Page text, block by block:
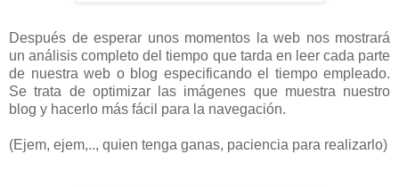
Después de esperar unos momentos la web nos mostrará
un análisis completo del tiempo que tarda en leer cada parte
de nuestra web o blog especificando el tiempo empleado.
Se trata de optimizar las imágenes que muestra nuestro
blog y hacerlo más fácil para la navegación.
(Ejem, ejem,.., quien tenga ganas, paciencia para realizarlo)